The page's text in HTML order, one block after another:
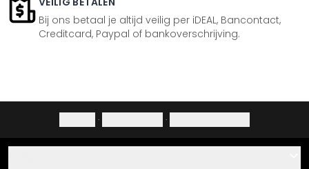
Bij ons betaal je altijd veilig per iDEAL, Bancontact,
Creditcard, Paypal of bankoverschrijving.
· ·